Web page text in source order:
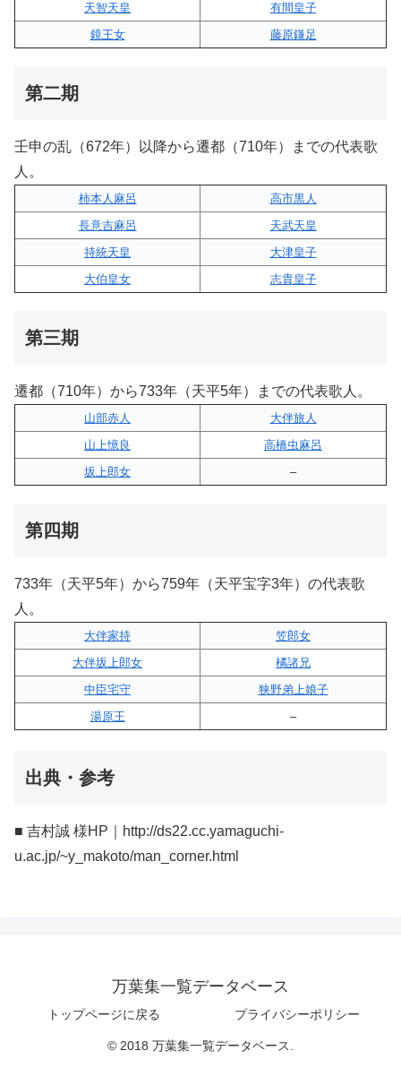
天智天皇
有間皇子
鏡王女
藤原鎌足
第二期
壬申の乱（672年）以降から遷都（710年）までの代表歌
人。
柿本人麻呂
高市黒人
長意吉麻呂
天武天皇
持統天皇
大津皇子
大伯皇女
志貴皇子
第三期
遷都（710年）から733年（天平5年）までの代表歌人。
山部赤人
大伴旅人
山上憶良
高橋虫麻呂
坂上郎女
–
第四期
733年（天平5年）から759年（天平宝字3年）の代表歌
人。
大伴家持
笠郎女
大伴坂上郎女
橘諸兄
中臣宅守
狭野弟上娘子
湯原王
–
出典・参考
■ 吉村誠 様HP｜http://ds22.cc.yamaguchi-
u.ac.jp/~y_makoto/man_corner.html
万葉集一覧データベース
トップページに戻る プライバシーポリシー
© 2018 万葉集一覧データベース.